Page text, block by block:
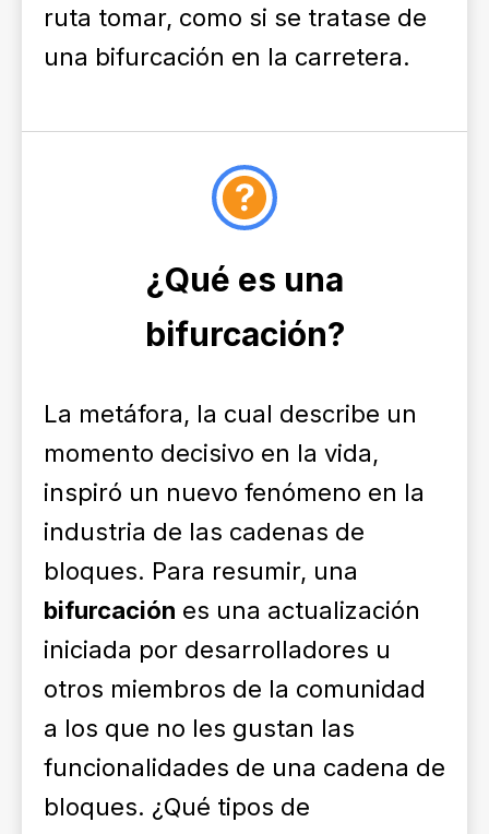
ruta tomar, como si se tratase de
una bifurcación en la carretera.
¿Qué es una
bifurcación?
La metáfora, la cual describe un
momento decisivo en la vida,
inspiró un nuevo fenómeno en la
industria de las cadenas de
bloques. Para resumir, una
bifurcación es una actualización
iniciada por desarrolladores u
otros miembros de la comunidad
a los que no les gustan las
funcionalidades de una cadena de
bloques. ¿Qué tipos de